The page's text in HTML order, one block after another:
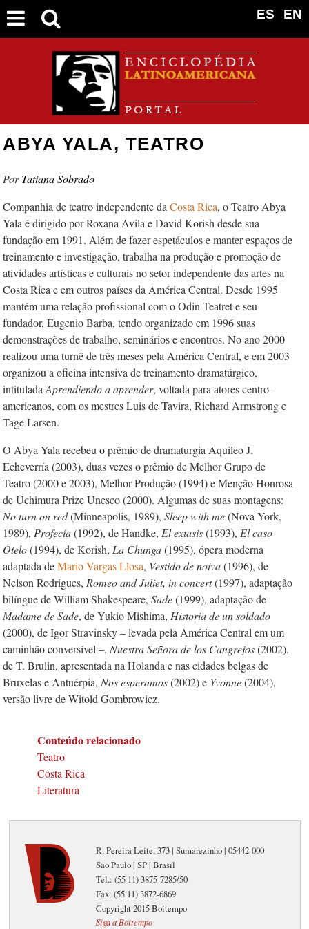
EN
ES
ABYA YALA, TEATRO
Tatiana Sobrado
Companhia de teatro independente da Costa Rica, o Teatro Abya
Yala é dirigido por Roxana Avila e David Korish desde sua
fundação em 1991. Além de fazer espetáculos e manter espaços de
treinamento e investigação, trabalha na produção e promoção de
atividades artísticas e culturais no setor independente das artes na
Costa Rica e em outros países da América Central. Desde 1995
mantém uma relação profissional com o Odin Teatret e seu
fundador, Eugenio Barba, tendo organizado em 1996 suas
demonstrações de trabalho, seminários e encontros. No ano 2000
realizou uma turnê de três meses pela América Central, e em 2003
organizou a oficina intensiva de treinamento dramatúrgico,
intitulada Aprendiendo a aprender, voltada para atores centro-
americanos, com os mestres Luis de Tavira, Richard Armstrong e
Tage Larsen.
O Abya Yala recebeu o prêmio de dramaturgia Aquileo J.
Echeverría (2003), duas vezes o prêmio de Melhor Grupo de
Teatro (2000 e 2003), Melhor Produção (1994) e Menção Honrosa
de Uchimura Prize Unesco (2000). Algumas de suas montagens:
No turn on red(Minneapolis, 1989), Sleep with me(Nova York,
1989), Profecía(1992), de Handke, El extasis(1993), El caso
Otelo(1994), de Korish, La Chunga(1995), ópera moderna
adaptada deMario Vargas Llosa, Vestido de noiva(1996), de
Nelson Rodrigues, Romeo and Juliet, in concert(1997), adaptação
bilíngue de William Shakespeare, Sade(1999), adaptação de
Madame de Sade, de Yukio Mishima, Historia de un soldado
(2000), de Igor Stravinsky – levada pela América Central em um
caminhão conversível –, Nuestra Señora de los Cangrejos(2002),
de T. Brulin, apresentada na Holanda e nas cidades belgas de
Bruxelas e Antuérpia, Nos esperamos(2002) e Yvonne(2004),
versão livre de Witold Gombrowicz.
Conteúdo relacionado
Teatro
Costa Rica
Literatura
R. Pereira Leite, 373 | Sumarezinho | 05442-000
São Paulo | SP | Brasil
Tel.: (55 11) 3875-7285/50
Fax: (55 11) 3872-6869
Copyright 2015 Boitempo
Siga a Boitempo